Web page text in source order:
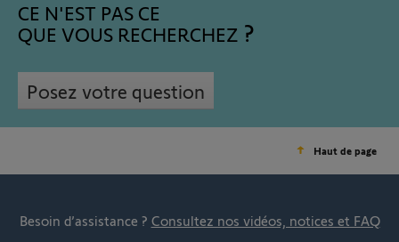
CE N'EST PAS CE
QUE VOUS RECHERCHEZ
Posez votre question
Haut de page
Besoin d’assistance ? Consultez nos vidéos, notices et FAQ